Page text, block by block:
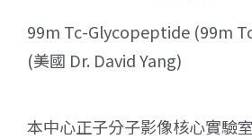
99m Tc-Glycopeptide (99m
(美國 Dr. David Yang)
本中心正子分子影像核心實驗